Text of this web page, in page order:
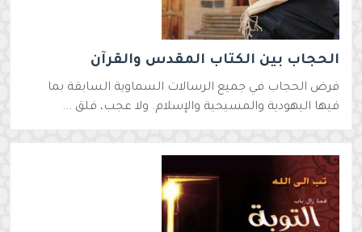
الحجاب بين الكتاب المقدس والقرآن
فرض الحجاب في جميع الرسالات السماوية السابقة بما
فيها اليهودية والمسيحية والإسلام. ولا عجب، فلق ...